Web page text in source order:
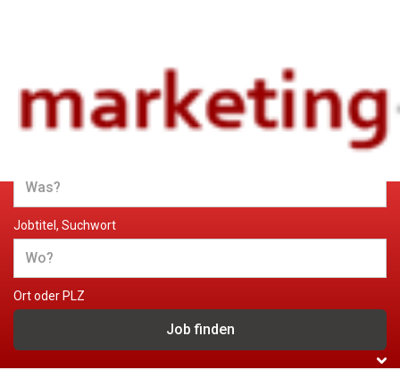
Jobs und Stellenangebote im
Marketing
Jobtitel, Suchwort
Ort oder PLZ